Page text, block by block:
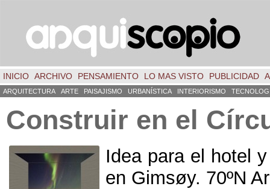
INICIO ARCHIVO PENSAMIENTO LO MAS VISTO PUBLICIDAD
ARQUITECTURA ARTE PAISAJISMO URBANÍSTICA INTERIORISMO
Construir en el
Idea para el hotel
en Gimsøy. 70ºN